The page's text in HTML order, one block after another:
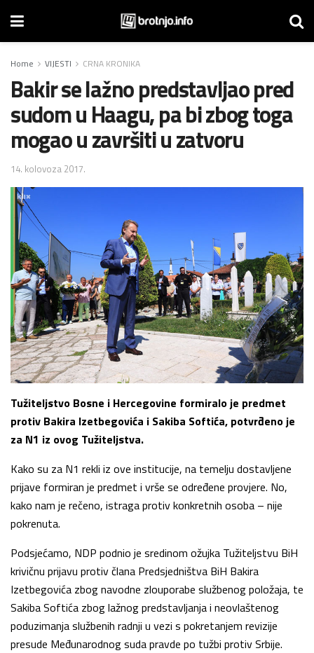
Home VIJESTI CRNA KRONIKA
Bakir se lažno predstavljao pred
sudom u Haagu, pa bi zbog toga
mogao u završiti u zatvoru
14. kolovoza 2017.
Tužiteljstvo Bosne i Hercegovine formiralo je predmet
protiv Bakira Izetbegovića i Sakiba Softića, potvrđeno je
za N1 iz ovog Tužiteljstva.
Kako su za N1 rekli iz ove institucije, na temelju dostavljene
prijave formiran je predmet i vrše se određene provjere. No,
kako nam je rečeno, istraga protiv konkretnih osoba – nije
pokrenuta.
Podsjećamo, NDP podnio je sredinom ožujka Tužiteljstvu BiH
krivičnu prijavu protiv člana Predsjedništva BiH Bakira
Izetbegovića zbog navodne zlouporabe službenog položaja, te
Sakiba Softića zbog lažnog predstavljanja i neovlaštenog
poduzimanja službenih radnji u vezi s pokretanjem revizije
presude Međunarodnog suda pravde po tužbi protiv Srbije.